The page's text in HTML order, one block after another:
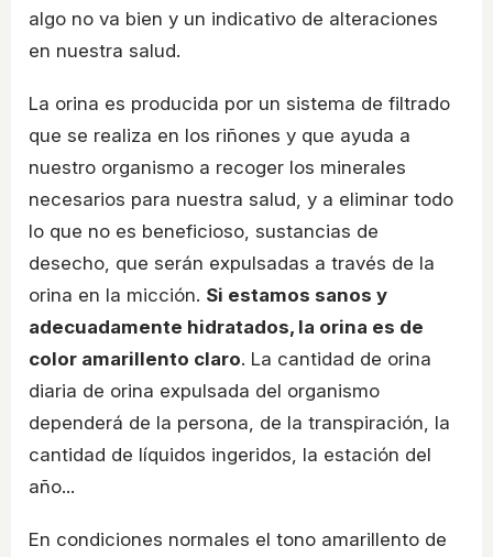
algo no va bien y un indicativo de alteraciones
en nuestra salud.
La orina es producida por un sistema de filtrado
que se realiza en los riñones y que ayuda a
nuestro organismo a recoger los minerales
necesarios para nuestra salud, y a eliminar todo
lo que no es beneficioso, sustancias de
desecho, que serán expulsadas a través de la
orina en la micción. Si estamos sanos y
adecuadamente hidratados, la orina es de
color amarillento claro. La cantidad de orina
diaria de orina expulsada del organismo
dependerá de la persona, de la transpiración, la
cantidad de líquidos ingeridos, la estación del
año...
En condiciones normales el tono amarillento de